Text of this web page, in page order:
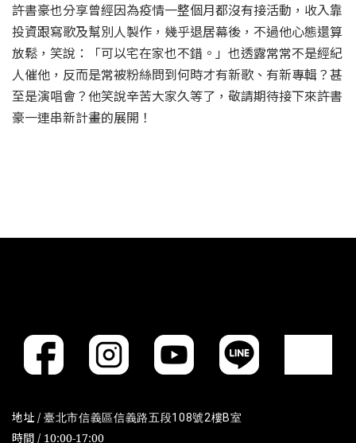
許書豪也分享曾經因為疫情一整個月都沒有接活動，收入靠
投資跟寫歌及幫別人製作，幾乎退居幕後，不過他心態還算
放鬆，笑說：「可以宅在家也不錯。」也透露常常不是經紀
人催他，反而是常被粉絲問到何時才有新歌、有新專輯？甚
至是演唱會？他笑說辛苦大家久等了，敬請期待接下來許書
豪一連串新計畫的展開！
地址 / 臺北市信義區信義路五段108號2樓B室
時間 / 10:00-17:00